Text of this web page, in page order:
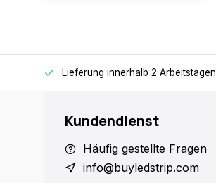
Lieferung innerhalb 2 Arbeitstagen
Kundendienst
Häufig gestellte Fragen
info@buyledstrip.com